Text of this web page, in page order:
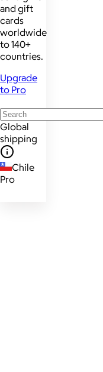
and gift
cards
worldwide
to 140+
countries.
Upgrade
to Pro
Global
shipping
Chile
Pro